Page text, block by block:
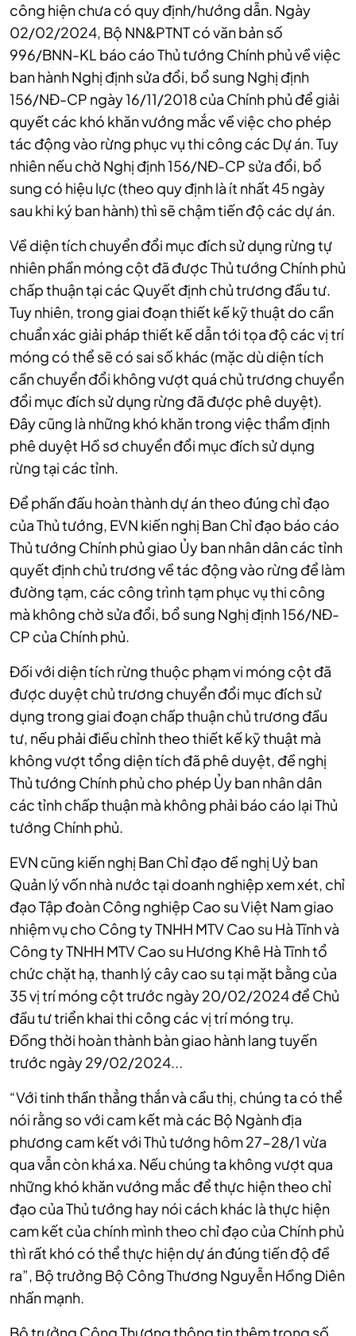
công hiện chưa có quy định/hướng dẫn. Ngày
02/02/2024, Bộ NN&PTNT có văn bản số
996/BNN-KL báo cáo Thủ tướng Chính phủ về việc
ban hành Nghị định sửa đổi, bổ sung Nghị định
156/NĐ-CP ngày 16/11/2018 của Chính phủ để giải
quyết các khó khăn vướng mắc về việc cho phép
tác động vào rừng phục vụ thi công các Dự án. Tuy
nhiên nếu chờ Nghị định 156/NĐ-CP sửa đổi, bổ
sung có hiệu lực (theo quy định là ít nhất 45 ngày
sau khi ký ban hành) thì sẽ chậm tiến độ các dự án.
Về diện tích chuyển đổi mục đích sử dụng rừng tự
nhiên phần móng cột đã được Thủ tướng Chính phủ
chấp thuận tại các Quyết định chủ trương đầu tư.
Tuy nhiên, trong giai đoạn thiết kế kỹ thuật do cần
chuẩn xác giải pháp thiết kế dẫn tới tọa độ các vị trí
móng có thể sẽ có sai số khác (mặc dù diện tích
cần chuyển đổi không vượt quá chủ trương chuyển
đổi mục đích sử dụng rừng đã được phê duyệt).
Đây cũng là những khó khăn trong việc thẩm định
phê duyệt Hồ sơ chuyển đổi mục đích sử dụng
rừng tại các tỉnh.
Để phấn đấu hoàn thành dự án theo đúng chỉ đạo
của Thủ tướng, EVN kiến nghị Ban Chỉ đạo báo cáo
Thủ tướng Chính phủ giao Ủy ban nhân dân các tỉnh
quyết định chủ trương về tác động vào rừng để làm
đường tạm, các công trình tạm phục vụ thi công
mà không chờ sửa đổi, bổ sung Nghị định 156/NĐ-
CP của Chính phủ.
Đối với diện tích rừng thuộc phạm vi móng cột đã
được duyệt chủ trương chuyển đổi mục đích sử
dụng trong giai đoạn chấp thuận chủ trương đầu
tư, nếu phải điều chỉnh theo thiết kế kỹ thuật mà
không vượt tổng diện tích đã phê duyệt, đề nghị
Thủ tướng Chính phủ cho phép Ủy ban nhân dân
các tỉnh chấp thuận mà không phải báo cáo lại Thủ
tướng Chính phủ.
EVN cũng kiến nghị Ban Chỉ đạo đề nghị Uỷ ban
Quản lý vốn nhà nước tại doanh nghiệp xem xét, chỉ
đạo Tập đoàn Công nghiệp Cao su Việt Nam giao
nhiệm vụ cho Công ty TNHH MTV Cao su Hà Tĩnh và
Công ty TNHH MTV Cao su Hương Khê Hà Tĩnh tổ
chức chặt hạ, thanh lý cây cao su tại mặt bằng của
35 vị trí móng cột trước ngày 20/02/2024 để Chủ
đầu tư triển khai thi công các vị trí móng trụ.
Đồng thời hoàn thành bàn giao hành lang tuyến
trước ngày 29/02/2024...
“Với tinh thần thẳng thắn và cầu thị, chúng ta có thể
nói rằng so với cam kết mà các Bộ Ngành địa
phương cam kết với Thủ tướng hôm 27-28/1 vừa
qua vẫn còn khá xa. Nếu chúng ta không vượt qua
những khó khăn vướng mắc để thực hiện theo chỉ
đạo của Thủ tướng hay nói cách khác là thực hiện
cam kết của chính mình theo chỉ đạo của Chính phủ
thì rất khó có thể thực hiện dự án đúng tiến độ đề
ra”, Bộ trưởng Bộ Công Thương Nguyễn Hồng Diên
nhấn mạnh.